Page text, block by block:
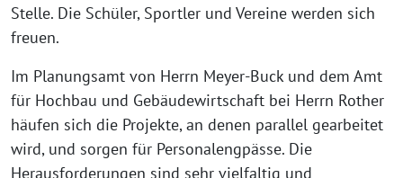
Stelle. Die Schüler, Sportler und Vereine werden sich
freuen.
Im Planungsamt von Herrn Meyer-Buck und dem Amt
für Hochbau und Gebäudewirtschaft bei Herrn Rother
häufen sich die Projekte, an denen parallel gearbeitet
wird, und sorgen für Personalengpässe. Die
Herausforderungen sind sehr vielfaltig und